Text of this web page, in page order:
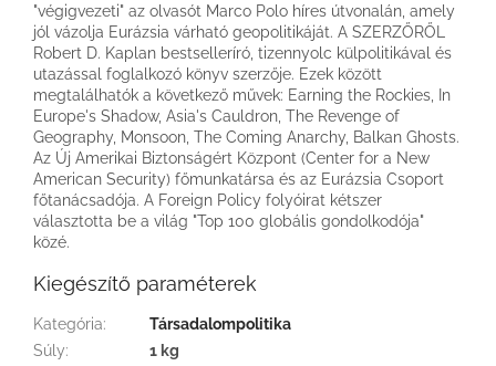
"végigvezeti" az olvasót Marco Polo híres útvonalán, amely
jól vázolja Eurázsia várható geopolitikáját. A SZERZŐRŐL
Robert D. Kaplan bestselleríró, tizennyolc külpolitikával és
utazással foglalkozó könyv szerzője. Ezek között
megtalálhatók a következő művek: Earning the Rockies, In
Europe's Shadow, Asia's Cauldron, The Revenge of
Geography, Monsoon, The Coming Anarchy, Balkan Ghosts.
Az Új Amerikai Biztonságért Központ (Center for a New
American Security) főmunkatársa és az Eurázsia Csoport
főtanácsadója. A Foreign Policy folyóirat kétszer
választotta be a világ "Top 100 globális gondolkodója"
közé.
Kiegészítő paraméterek
Kategória:
Társadalompolitika
Súly:
1 kg